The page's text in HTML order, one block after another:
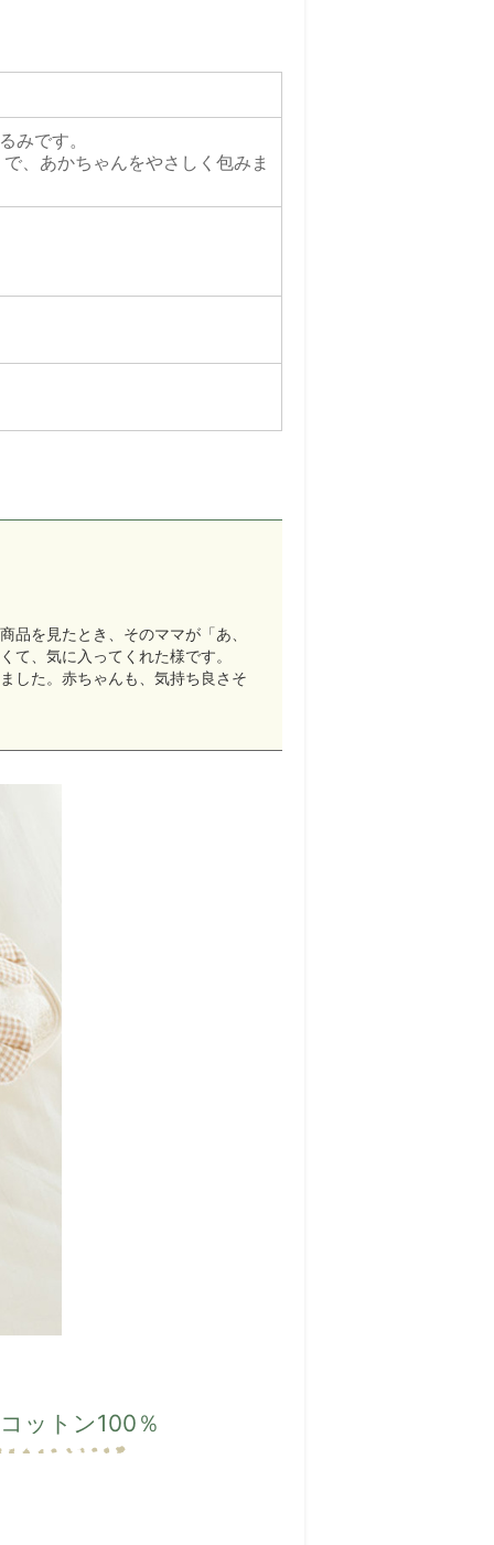
みです。
、あかちゃんをやさしく包みま
品を見たとき、そのママが「あ、
て、気に入ってくれた様です。
した。赤ちゃんも、気持ち良さそ
ットン100％